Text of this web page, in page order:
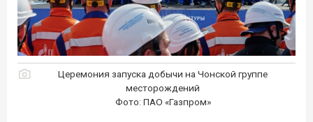
Церемония запуска добычи на Чонской группе
месторождений
Фото: ПАО «Газпром»